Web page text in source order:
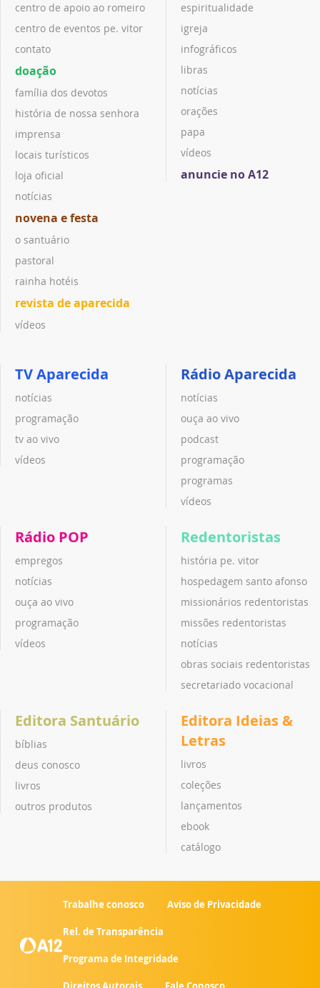
centro de apoio ao romeiro
centro de eventos pe. vitor
contato
doação
família dos devotos
história de nossa senhora
imprensa
locais turísticos
loja oficial
notícias
novena e festa
o santuário
pastoral
rainha hotéis
revista de aparecida
vídeos
espiritualidade
igreja
infográficos
libras
notícias
orações
papa
vídeos
anuncie no A12
TV Aparecida
notícias
programação
tv ao vivo
vídeos
Rádio Aparecida
notícias
ouça ao vivo
podcast
programação
programas
vídeos
Rádio POP
empregos
notícias
ouça ao vivo
programação
vídeos
Redentoristas
história pe. vitor
hospedagem santo afonso
missionários redentoristas
missões redentoristas
notícias
obras sociais redentoristas
secretariado vocacional
Editora Santuário
bíblias
deus conosco
livros
outros produtos
Editora Ideias &
Letras
livros
coleções
lançamentos
ebook
catálogo
Trabalhe conosco Aviso de Privacidade
Rel. de Transparência
Programa de Integridade